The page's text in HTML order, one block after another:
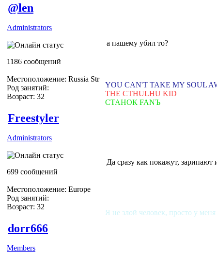
@len
Administrators
1186 сообщений
Местоположение: Russia Str
Род занятий:
Возраст: 32
а пашему убил то?
YOU CAN'T TAKE MY SOUL
THE CTHULHU KID
СТАНОК FANЪ
Freestyler
Administrators
699 сообщений
Местоположение: Europe
Род занятий:
Возраст: 32
Да сразу как покажут, зарипают
Я не злой человек, просто у
dorr666
Members